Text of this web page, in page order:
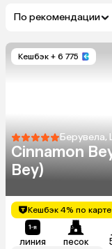
По рекомендации
Кешбэк + 6 775
Cinnamon
Bey)
Кешбэк 4% по
линия песок